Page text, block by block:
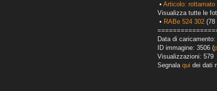
• Articolo:
Visualizza tutte le
• RABe 524 302 (78
Data di
ID immagine: 3506 (
Visualizzazioni: 579
Segnala qui dei dati